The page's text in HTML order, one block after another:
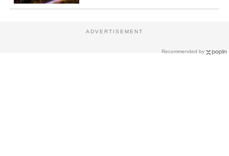
Recommended by
ADVERTISEMENT